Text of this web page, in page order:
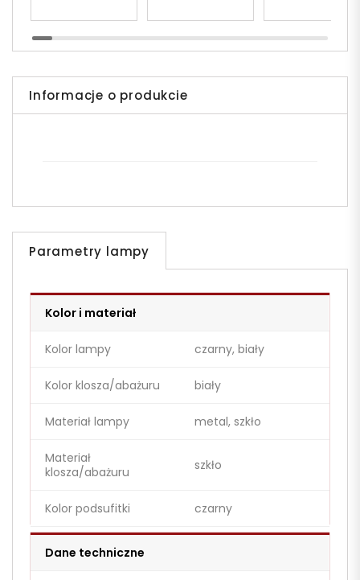
Informacje o produkcie
Parametry lampy
Kolor i materiał
Kolor lampy czarny, biały
Kolor klosza/abażuru biały
Materiał lampy metal, szkło
Materiał
klosza/abażuru
szkło
Kolor podsufitki czarny
Dane techniczne